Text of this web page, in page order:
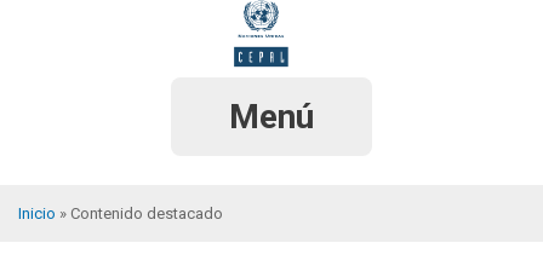
Menú
Inicio Contenido destacado